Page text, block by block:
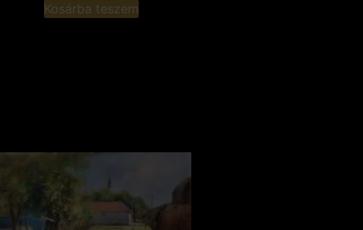
Kosárba teszem